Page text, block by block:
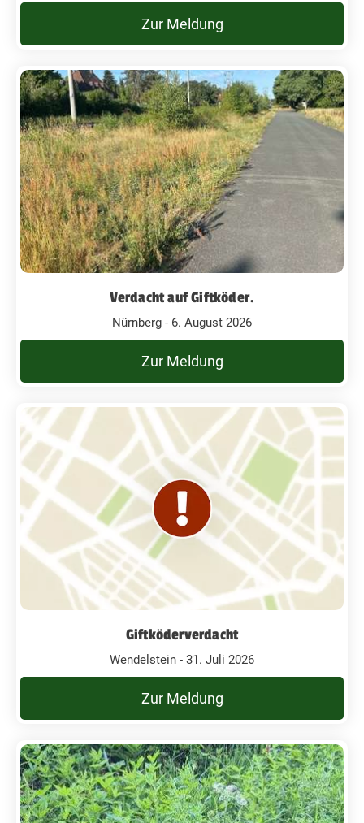
Zur Meldung
Verdacht auf Giftköder.
Nürnberg - 6. August 2026
Zur Meldung
Giftköderverdacht
Wendelstein - 31. Juli 2026
Zur Meldung